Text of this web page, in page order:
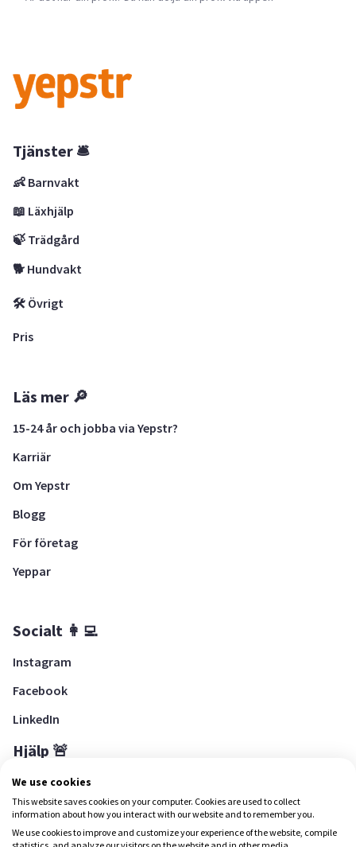
Tjänster 🛎
👶 Barnvakt
📖 Läxhjälp
🍃 Trädgård
🐕 Hundvakt
🛠 Övrigt
Pris
Läs mer 🔎
15-24 år och jobba via Yepstr?
Karriär
Om Yepstr
Blogg
För företag
Yeppar
Socialt 👩‍💻
Instagram
Facebook
LinkedIn
Hjälp 🚨
Hjälpcenter
Ladda ned Yepstr
We use cookies
This website saves cookies on your computer. Cookies are used to collect
information about how you interact with our website and to remember you.
We use cookies to improve and customize your experience of the website, compile